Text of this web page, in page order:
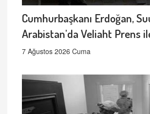
Cumhurbaşkanı Erdoğan,
Arabistan'da Veliaht Prens
7 Ağustos 2026 Cuma